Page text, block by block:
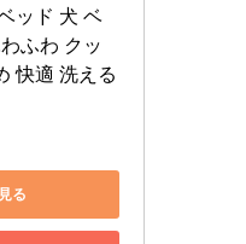
ッド 犬 ベ
ふわ クッ
快適 洗える
る